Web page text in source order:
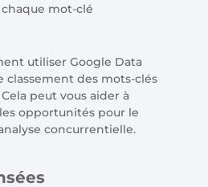
mot-clé
utiliser Google Data
classement des mots-clés
peut vous aider à
opportunités pour le
concurrentielle.